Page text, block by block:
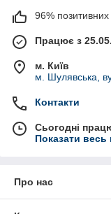
96% позитивних
Працює з
м. Київ
м. Шулявська,
Контакти
Сьогодні
Показати весь
Про нас